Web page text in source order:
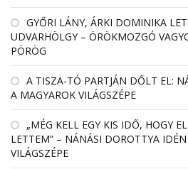
GYŐRI LÁNY, ÁRKI DOMINIKA
UDVARHÖLGY – ÖRÖKMOZGÓ
PÖRÖG
A TISZA-TÓ PARTJÁN DŐLT EL:
A MAGYAROK VILÁGSZÉPE
„MÉG KELL EGY KIS IDŐ, HOGY
LETTEM” – NÁNÁSI DOROTTYA
VILÁGSZÉPE